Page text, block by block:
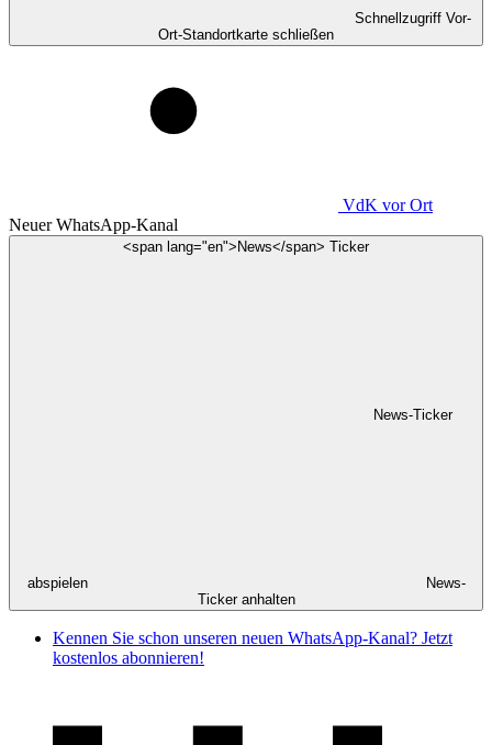
Schnellzugriff Vor-
Ort-Standortkarte schließen
VdK vor Ort
Neuer WhatsApp-Kanal
<span lang="en">News</span> Ticker
News-Ticker
abspielen
News-
Ticker anhalten
Kennen Sie schon unseren neuen WhatsApp-Kanal? Jetzt
kostenlos abonnieren!